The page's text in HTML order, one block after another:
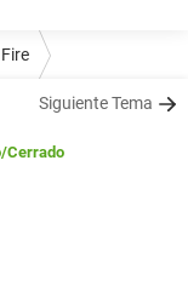
Siguiente Tema
/Cerrado